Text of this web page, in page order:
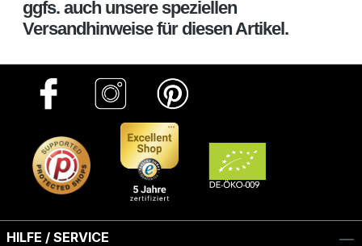
ggfs. auch unsere speziellen
Versandhinweise für diesen Artikel.
HILFE / SERVICE